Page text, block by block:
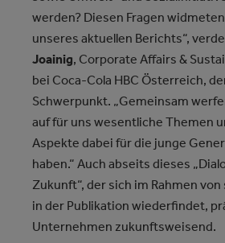
werden? Diesen Fragen
unseres aktuellen Berichts“,
Joainig, Corporate Affairs &
bei Coca-Cola HBC Österreich,
Schwerpunkt. „Gemeinsam
auf für uns wesentliche Themen
Aspekte dabei für die junge
haben.“ Auch abseits dieses
Zukunft“, der sich im Rahmen
in der Publikation wiederfindet,
Unternehmen zukunftsweisend.